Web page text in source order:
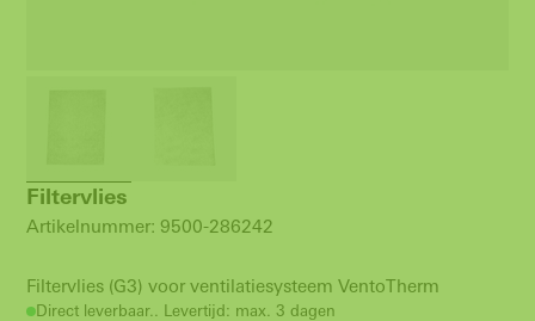
Filtervlies
Artikelnummer: 9500-286242
Filtervlies (G3) voor ventilatiesysteem VentoTherm
Direct leverbaar.. Levertijd: max. 3 dagen